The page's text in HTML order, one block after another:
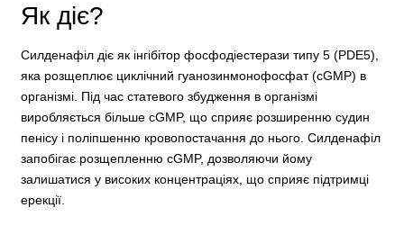
Як діє?
Силденафіл діє як інгібітор фосфодіестерази типу 5 (PDE5),
яка розщеплює циклічний гуанозинмонофосфат (cGMP) в
організмі. Під час статевого збудження в організмі
виробляється більше cGMP, що сприяє розширенню судин
пенісу і поліпшенню кровопостачання до нього. Силденафіл
запобігає розщепленню cGMP, дозволяючи йому
залишатися у високих концентраціях, що сприяє підтримці
ерекції.